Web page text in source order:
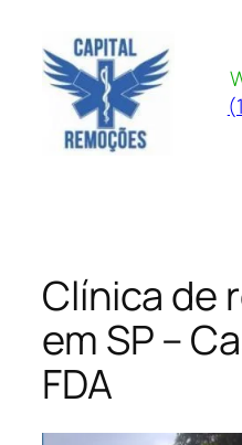
para
conteúdo
Clínica de
em SP –
FDA